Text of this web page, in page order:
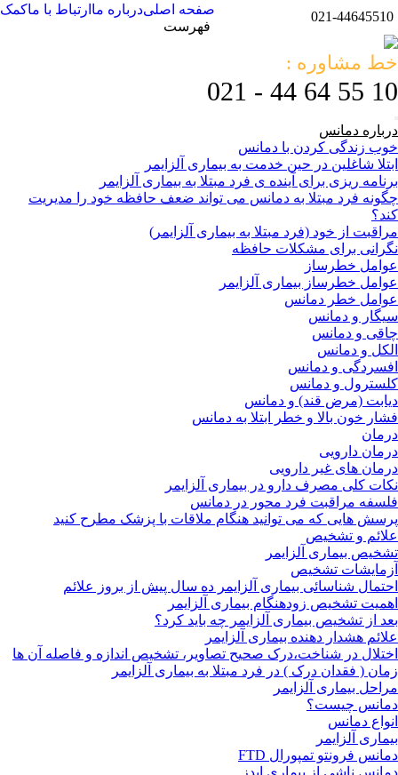
021-44645510
صفحه اصلیدرباره ما ارتباط با ماکمک
فهرست
خط مشاوره :
10 55 64 44 - 021
درباره دمانس
خوب زندگی کردن با دمانس
ابتلا شاغلین در حین خدمت به بیماری آلزایمر
برنامه ریزی برای آینده ی فرد مبتلا به بیماری آلزایمر
چگونه فرد مبتلا به دمانس می تواند ضعف حافظه خود را مدیریت
کند؟
مراقبت از خود (فرد مبتلا به بیماری آلزایمر)
نگرانی برای مشکلات حافظه
عوامل خطرساز
عوامل خطرساز بیماری آلزایمر
عوامل خطر دمانس
سیگار و دمانس
چاقی و دمانس
الکل و دمانس
افسردگی و دمانس
کلسترول و دمانس
دیابت (مرض قند) و دمانس
فشار خون بالا و خطر ابتلا به دمانس
درمان
درمان دارویی
درمان های غیر دارویی
نکات کلی مصرف دارو در بیماری آلزایمر
فلسفه مراقبت فرد محور در دمانس
پرسش هایی که می توانید هنگام ملاقات با پزشک مطرح کنید
علائم و تشخیص
تشخیص بیماری آلزایمر
آزمایشات تشخیص
احتمال شناسائی بیماری آلزایمر ده سال پیش از بروز علائم
اهمیت تشخیص زودهنگام بیماری آلزایمر
بعد از تشخیص بیماری آلزایمر چه باید کرد؟
علائم هشدار دهنده بیماری آلزایمر
اختلال در شناخت،درک صحیح تصاویر، تشخیص اندازه و فاصله آن ها
زمان ( فقدان درک ) در فرد مبتلا به بیماری آلزایمر
مراحل بیماری آلزایمر
دمانس چیست؟
انواع دمانس
بیماری آلزایمر
دمانس فرونتو تمپورال FTD
دمانس ناشی از بیماری ایدز